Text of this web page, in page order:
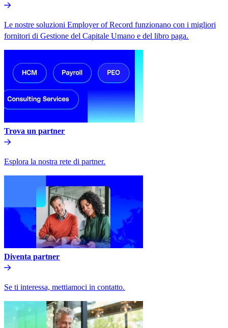
Le nostre soluzioni Employer of Record funzionano con i migliori
fornitori di Gestione del Capitale Umano e del libro paga.​​
Trova un partner​​
Esplora la nostra rete di partner.​​
Diventa partner​​
Se ti interessa, mettiamoci in contatto.​​